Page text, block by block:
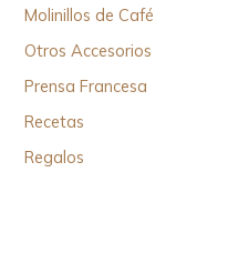
Molinillos de Café
Otros Accesorios
Prensa Francesa
Recetas
Regalos